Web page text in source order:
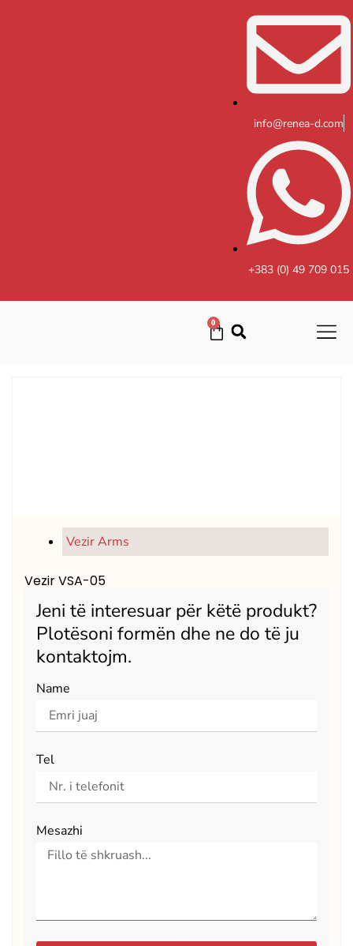
info@renea-d.com
+383 (0) 49 709 015
0
Cart
Vezir Arms
Vezir VSA-05
Jeni të interesuar për këtë produkt?
Plotësoni formën dhe ne do të ju
kontaktojm.
Name
Tel
Mesazhi